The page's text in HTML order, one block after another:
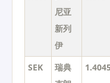
尼亚
新列
伊
SEK
瑞典